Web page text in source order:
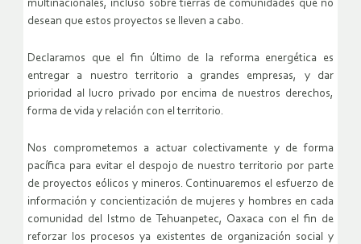
multinacionales, incluso sobre tierras de comunidades que no
desean que estos proyectos se lleven a cabo.
Declaramos que el fin último de la reforma energética es
entregar a nuestro territorio a grandes empresas, y dar
prioridad al lucro privado por encima de nuestros derechos,
forma de vida y relación con el territorio.
Nos comprometemos a actuar colectivamente y de forma
pacífica para evitar el despojo de nuestro territorio por parte
de proyectos eólicos y mineros. Continuaremos el esfuerzo de
información y concientización de mujeres y hombres en cada
comunidad del Istmo de Tehuanpetec, Oaxaca con el fin de
reforzar los procesos ya existentes de organización social y